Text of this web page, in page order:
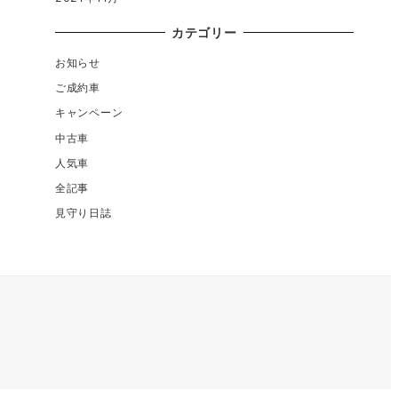
カテゴリー
お知らせ
ご成約車
キャンペーン
中古車
人気車
全記事
見守り日誌